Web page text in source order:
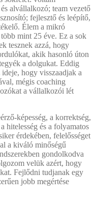
alvállalkozó; team vezető
fejlesztő és leépítő,
Élem a mikró
mint 25 éve. Ez a sok
tesznek azzá, hogy
akik hasonló úton
a dolgukat. Eddig
hogy visszaadjak a
mégis coaching
a vállalkozói lét
képesség, a korrektség,
hitelesség és a folyamatos
érdekében, felelősséget
a kiváló minőségű
gondolkodva
velük azért, hogy
Fejlődni tudjanak egy
jobb megértése